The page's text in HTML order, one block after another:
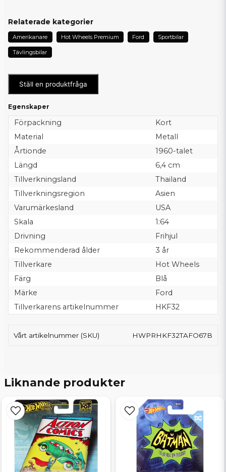
Relaterade kategorier
Amerikanare Hot Wheels Premium Ford Sportbilar
Tävlingsbilar
Ställ en produktfråga
Egenskaper
Förpackning
Kort
Material
Metall
Årtionde
1960-talet
Längd
6,4 cm
Tillverkningsland
Thailand
Tillverkningsregion
Asien
Varumärkesland
USA
Skala
1:64
Drivning
Frihjul
Rekommenderad ålder
3 år
Tillverkare
Hot Wheels
Färg
Blå
Märke
Ford
Tillverkarens artikelnummer
HKF32
Vårt artikelnummer (SKU) HWPRHKF32TAFO67B
Liknande produkter